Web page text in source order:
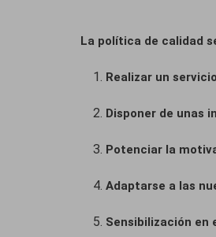
La política de calidad
Realizar un
Disponer de unas
Potenciar la
Adaptarse a las
Sensibilización en